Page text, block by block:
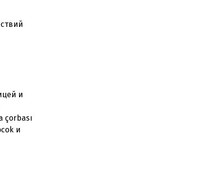
и
çorbası
и